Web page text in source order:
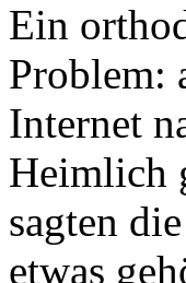
Ein
Problem:
Internet
Heimlich
sagten
etwas